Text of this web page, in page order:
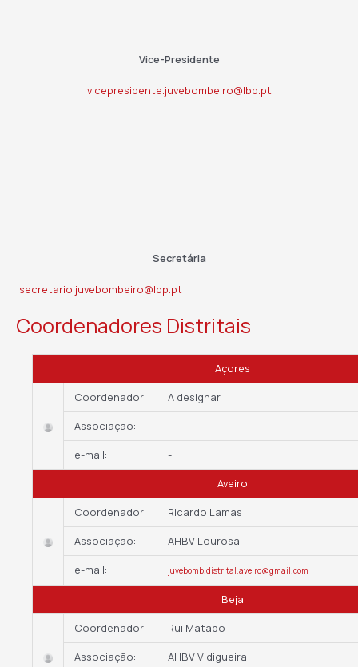
Vice-Presidente
vicepresidente.juvebombeiro@lbp.pt
Secretária
secretario.juvebombeiro@lbp.pt
Coordenadores Distritais
Açores
Coordenador:
A designar
Associação:
-
e-mail:
-
Aveiro
Coordenador:
Ricardo Lamas
Associação:
AHBV Lourosa
e-mail:
juvebomb.distrital.aveiro@gmail.com
Beja
Coordenador:
Rui Matado
Associação:
AHBV Vidigueira